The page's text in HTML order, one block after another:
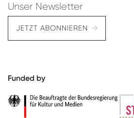
Unser Newsletter
JETZT ABONNIEREN
Funded by